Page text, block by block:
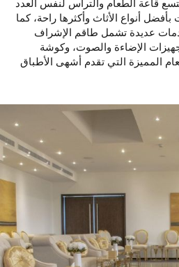
قاعة الطعام والتراس لنفس العدد
أنواع الأثاث وأكثرها راحة، كما
عديدة تشمل طاقم الإشراف
الإضاءة والصوت، وكوشة
المميزة التي تقدم أشهى الأطباق